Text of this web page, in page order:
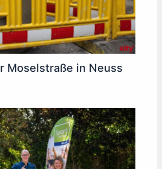
Moselstraße in Neuss